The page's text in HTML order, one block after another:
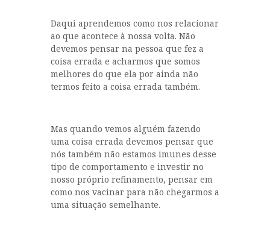
Daqui aprendemos como nos relacionar
ao que acontece à nossa volta. Não
devemos pensar na pessoa que fez a
coisa errada e acharmos que somos
melhores do que ela por ainda não
termos feito a coisa errada também.
Mas quando vemos alguém fazendo
uma coisa errada devemos pensar que
nós também não estamos imunes desse
tipo de comportamento e investir no
nosso próprio refinamento, pensar em
como nos vacinar para não chegarmos a
uma situação semelhante.